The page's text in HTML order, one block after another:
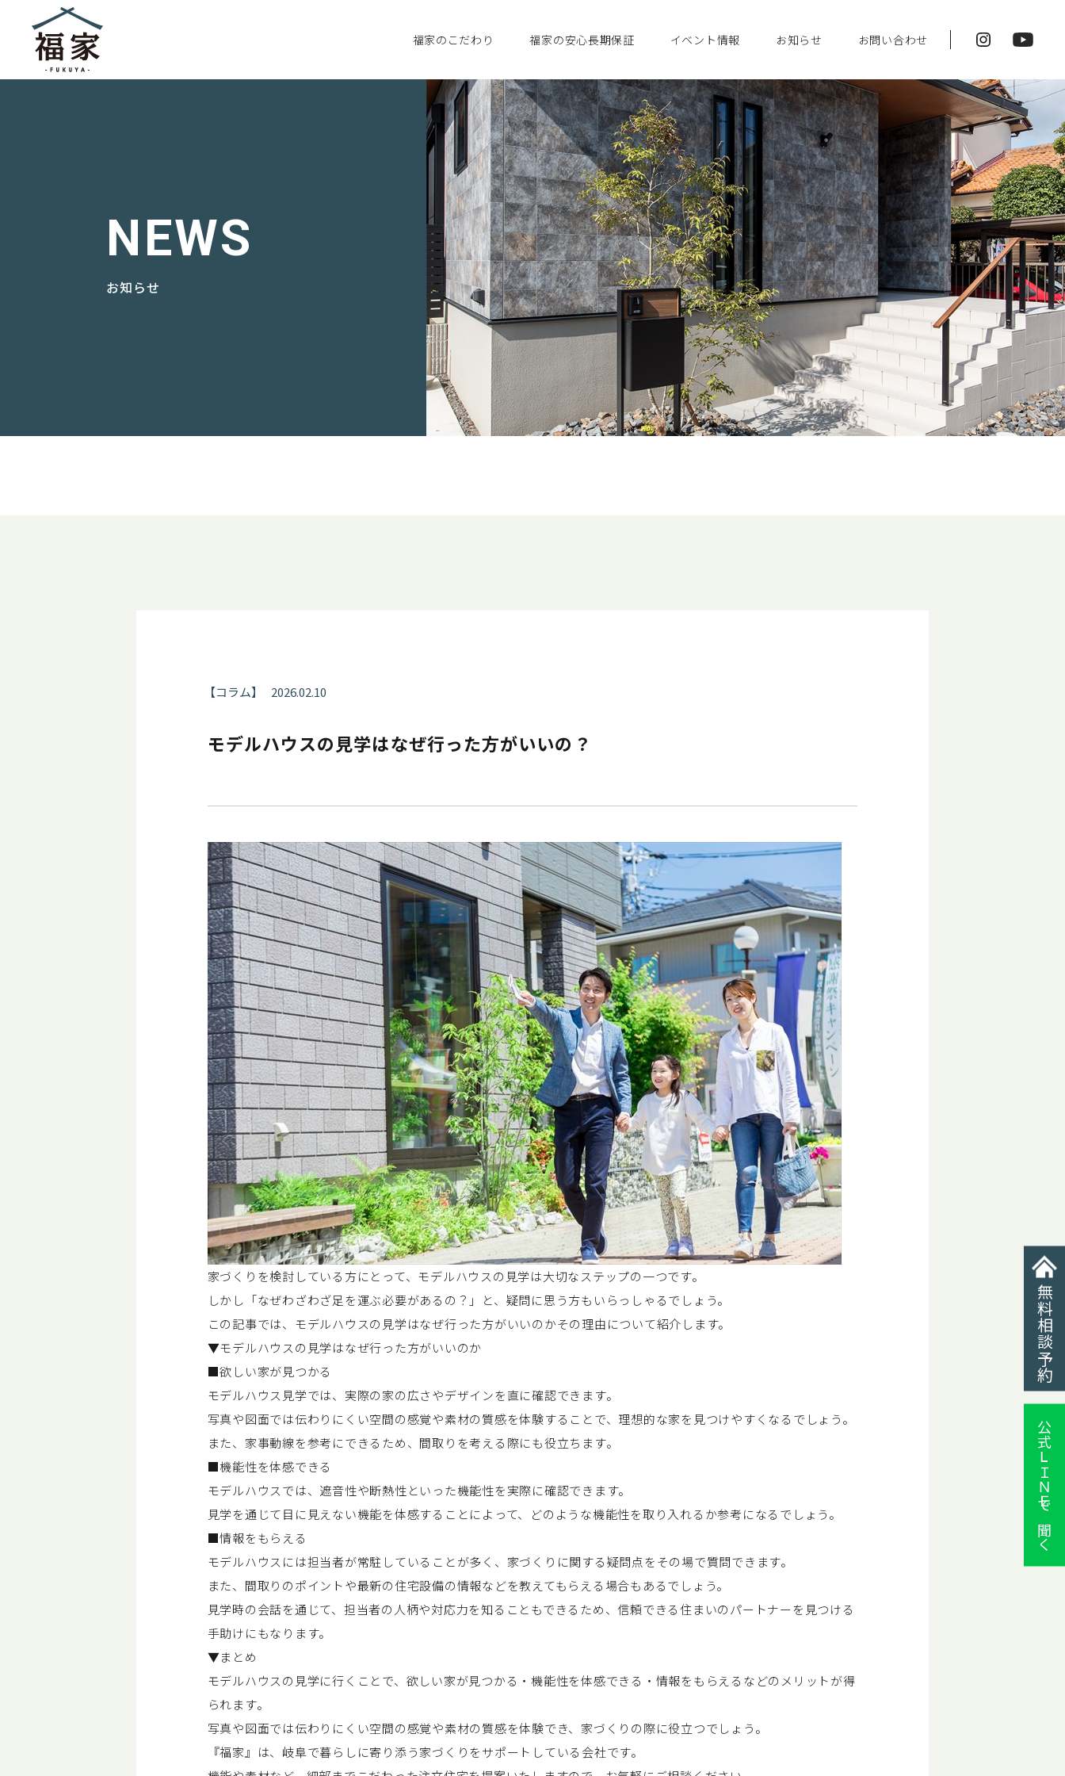
福家のこだわり 福家の安心長期保証 イベント情報 お知らせ お問い合わせ
NEWS
お知らせ
【コラム】 2026.02.10
モデルハウスの見学はなぜ行った方がいいの？
家づくりを検討している方にとって、モデルハウスの見学は大切なステップの一つです。
しかし「なぜわざわざ足を運ぶ必要があるの？」と、疑問に思う方もいらっしゃるでしょう。
この記事では、モデルハウスの見学はなぜ行った方がいいのかその理由について紹介します。
▼モデルハウスの見学はなぜ行った方がいいのか
■欲しい家が見つかる
モデルハウス見学では、実際の家の広さやデザインを直に確認できます。
写真や図面では伝わりにくい空間の感覚や素材の質感を体験することで、理想的な家を見つけやすくなるでしょう。
また、家事動線を参考にできるため、間取りを考える際にも役立ちます。
■機能性を体感できる
モデルハウスでは、遮音性や断熱性といった機能性を実際に確認できます。
見学を通じて目に見えない機能を体感することによって、どのような機能性を取り入れるか参考になるでしょう。
■情報をもらえる
モデルハウスには担当者が常駐していることが多く、家づくりに関する疑問点をその場で質問できます。
また、間取りのポイントや最新の住宅設備の情報などを教えてもらえる場合もあるでしょう。
見学時の会話を通じて、担当者の人柄や対応力を知ることもできるため、信頼できる住まいのパートナーを見つける
手助けにもなります。
▼まとめ
モデルハウスの見学に行くことで、欲しい家が見つかる・機能性を体感できる・情報をもらえるなどのメリットが得
られます。
写真や図面では伝わりにくい空間の感覚や素材の質感を体験でき、家づくりの際に役立つでしょう。
『福家』は、岐阜で暮らしに寄り添う家づくりをサポートしている会社です。
無料相談予約
公式ⅬＩＮＥで聞く